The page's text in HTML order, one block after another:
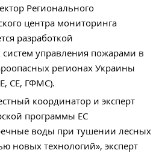
Регионального
центра мониторинга
разработкой
управления пожарами в
регионах Украины
СЕ, ГФМС).
координатор и эксперт
программы ЕС
воды при тушении лесных
новых технологий», эксперт